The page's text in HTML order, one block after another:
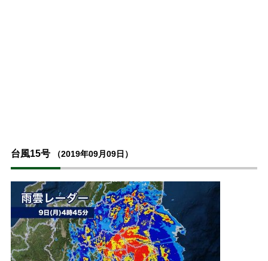
台風15号 （2019年09月09日）